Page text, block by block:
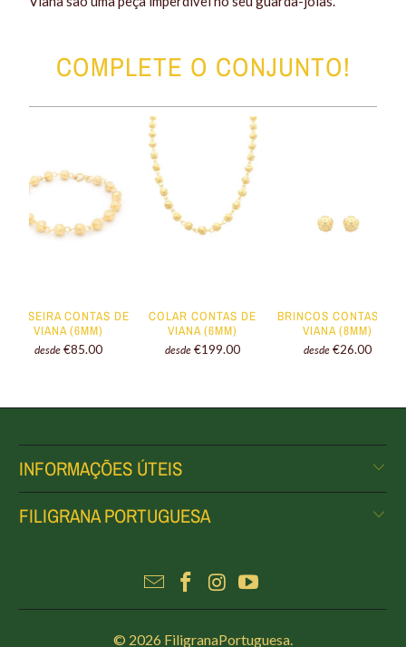
COMPLETE O CONJUNTO!
PULSEIRA CONTAS DE
VIANA (6MM)
desde €85.00
COLAR CONTAS DE
VIANA (6MM)
desde €199.00
BRINCOS CONTAS DE
VIANA (8MM)
desde €26.00
INFORMAÇÕES ÚTEIS
FILIGRANA PORTUGUESA
© 2026 FiligranaPortuguesa